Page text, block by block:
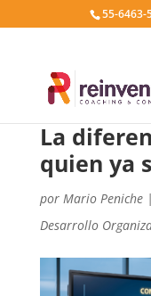
55-6463-
La
quien ya
por Mario Peniche
Desarrollo